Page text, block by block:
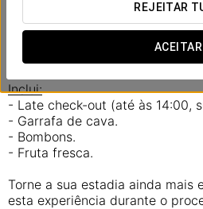
REJEITAR
ACEITAR
Não deixem passar esta
pressa e partilhem momentos
companhia. Porque o amor não
merecem.
Inclui:
- Late check-out (até às 14:00,
- Garrafa de cava.
- Bombons.
- Fruta fresca.
Torne a sua estadia ainda mais
esta experiência durante o